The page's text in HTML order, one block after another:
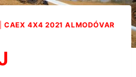
|CAEX 4X4 2021 ALMODÓVAR